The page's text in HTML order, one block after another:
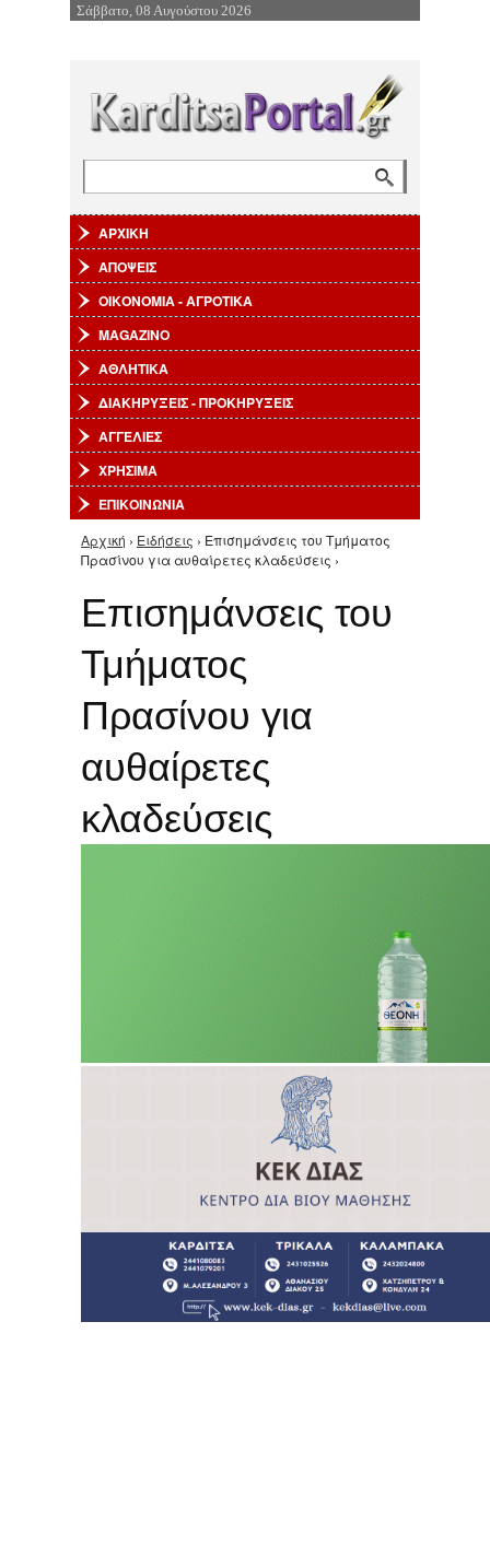
Επιστροφή στην Πλοήγηση
Σάββατο, 08 Αυγούστου 2026
ΑΡΧΙΚΗ
ΑΠΟΨΕΙΣ
ΟΙΚΟΝΟΜΙΑ - ΑΓΡΟΤΙΚΑ
MAGAZINO
ΑΘΛΗΤΙΚΑ
ΔΙΑΚΗΡΥΞΕΙΣ - ΠΡΟΚΗΡΥΞΕΙΣ
ΑΓΓΕΛΙΕΣ
ΧΡΗΣΙΜΑ
ΕΠΙΚΟΙΝΩΝΙΑ
Είστε εδώ
Αρχική › Ειδήσεις › Επισημάνσεις του Τμήματος
Πρασίνου για αυθαίρετες κλαδεύσεις ›
Επισημάνσεις του
Τμήματος
Πρασίνου για
αυθαίρετες
κλαδεύσεις